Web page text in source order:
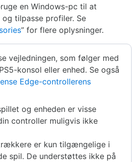
en Windows-pc til at
tilpasse profiler. Se
” for flere oplysninger.
vejledningen, som følger med
konsol eller enhed. Se også
Edge-controllerens
og enheden er visse
controller muligvis ikke
er kun tilgængelige i
spil. De understøttes ikke på